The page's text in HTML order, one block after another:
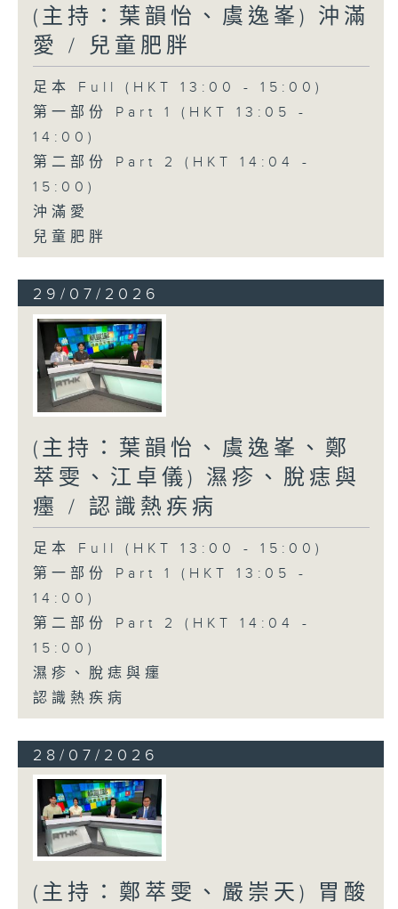
(主持：葉韻怡、虞逸峯) 沖滿
愛 / 兒童肥胖
足本 Full (HKT 13:00 - 15:00)
第一部份 Part 1 (HKT 13:05 -
14:00)
第二部份 Part 2 (HKT 14:04 -
15:00)
沖滿愛
兒童肥胖
29/07/2026
(主持：葉韻怡、虞逸峯、鄭
萃雯、江卓儀) 濕疹、脫痣與
癦 / 認識熱疾病
足本 Full (HKT 13:00 - 15:00)
第一部份 Part 1 (HKT 13:05 -
14:00)
第二部份 Part 2 (HKT 14:04 -
15:00)
濕疹、脫痣與癦
認識熱疾病
28/07/2026
(主持：鄭萃雯、嚴崇天) 胃酸